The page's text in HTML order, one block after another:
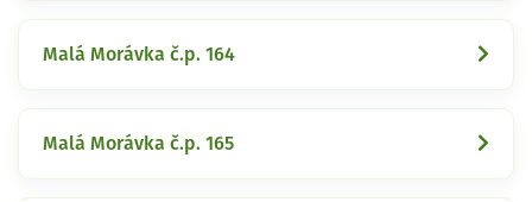
Malá Morávka č.p. 164
Malá Morávka č.p. 165